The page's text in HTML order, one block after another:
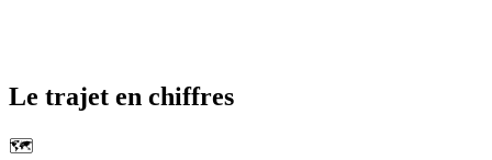
Le trajet en chiffres
🗺️